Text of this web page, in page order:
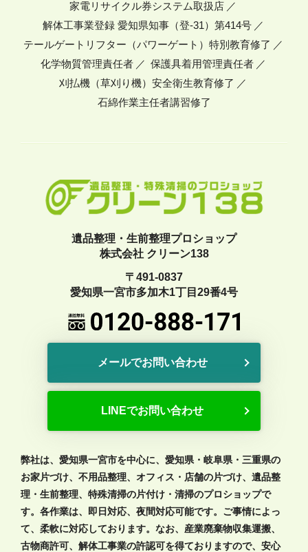
家電リサイクル券システム取扱店
解体工事業登録 愛知県知事（登-31）第414号
テールゲートリフター（パワーゲート）特別教育修了
化学物質管理責任者
保護具着用管理責任者
刈払機（草刈り機）安全衛生教育修了
石綿作業主任者講習修了
遺品整理・生前整理プロショップ
株式会社 クリーン138
〒491-0837
愛知県一宮市多加木1丁目29番4号
メールでお問い合わせ
LINEでお問い合わせ
弊社は、愛知県一宮市を中心に、愛知県・岐阜県・三重県の
お家片づけ、不用品整理、オフィス・店舗の片づけ、遺品整
理・生前整理、特殊清掃の片付け・清掃のプロショップで
す。各作業は、即日対応、夜間対応可能です。ご事情によっ
て、柔軟に対応しております。なお、産業廃棄物収集運搬、
古物商許可、解体工事業の許認可を得ておりますので、安心